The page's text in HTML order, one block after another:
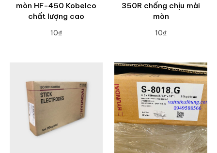
mòn HF-450 Kobelco
chất lượng cao
10₫
350R chống chịu mài
mòn
10₫